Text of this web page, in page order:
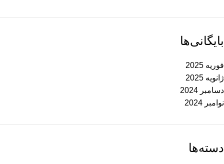
بایگانی‌ها
فوریه 2025
ژانویه 2025
دسامبر 2024
نوامبر 2024
دسته‌ها